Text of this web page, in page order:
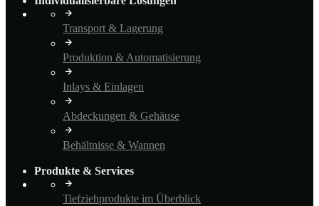
Transport & Lagerung
Produktion & Automatisierung
Inlays & Einlagen
Abdeckungen & Gehäuse
Behältnisse & Wannen
Produkte & Services
Tiefziehprodukte im Überblick